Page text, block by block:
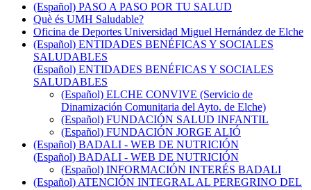
(Español) PASO A PASO POR TU SALUD
Què és UMH Saludable?
Oficina de Deportes Universidad Miguel Hernández de Elche
(Español) ENTIDADES BENÉFICAS Y SOCIALES
SALUDABLES
(Español) ENTIDADES BENÉFICAS Y SOCIALES
SALUDABLES
(Español) ELCHE CONVIVE (Servicio de
Dinamización Comunitaria del Ayto. de Elche)
(Español) FUNDACIÓN SALUD INFANTIL
(Español) FUNDACIÓN JORGE ALIÓ
(Español) BADALI - WEB DE NUTRICIÓN
(Español) BADALI - WEB DE NUTRICIÓN
(Español) INFORMACIÓN INTERÉS BADALI
(Español) ATENCIÓN INTEGRAL AL PEREGRINO DEL